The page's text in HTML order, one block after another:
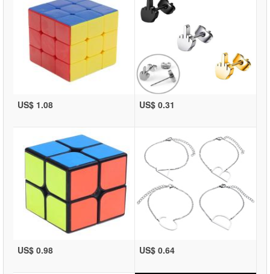
US$ 1.08 US$ 0.31
US$ 0.98 US$ 0.64